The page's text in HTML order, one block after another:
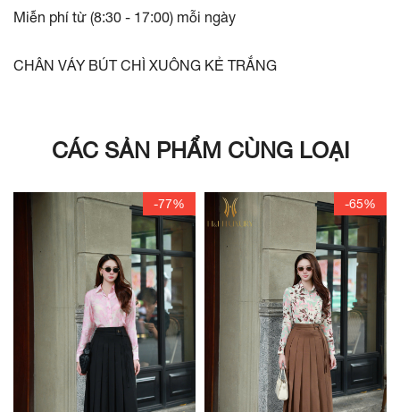
Miễn phí từ (8:30 - 17:00) mỗi ngày
CHÂN VÁY BÚT CHÌ XUÔNG KẺ TRẮNG
CÁC SẢN PHẨM CÙNG LOẠI
-77% -65%